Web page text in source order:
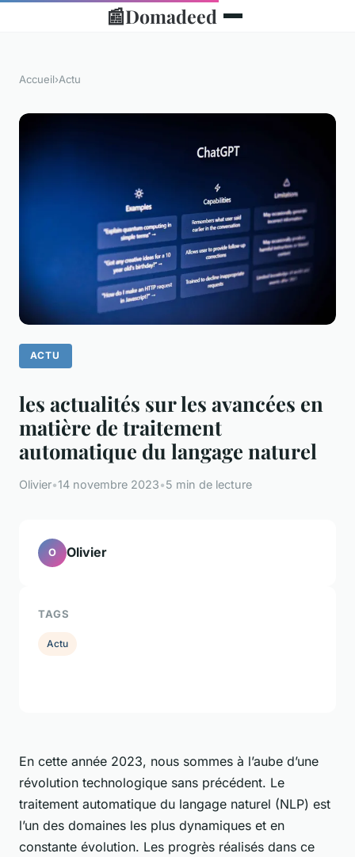
📰Domadeed
Accueil›Actu
ACTU
les actualités sur les avancées en
matière de traitement
automatique du langage naturel
Olivier•14 novembre 2023•5 min de lecture
En cette année 2023, nous sommes à l’aube d’une
révolution technologique sans précédent. Le
traitement automatique du langage naturel (NLP) est
l’un des domaines les plus dynamiques et en
constante évolution. Les progrès réalisés dans ce
O Olivier
TAGS
Actu